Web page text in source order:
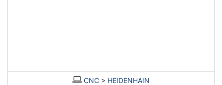
CNC > HEIDENHAIN